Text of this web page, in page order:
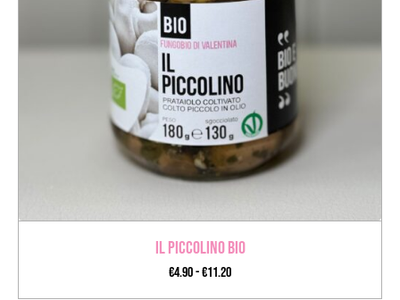
Il Piccolino BIO
€4.90-€11.20